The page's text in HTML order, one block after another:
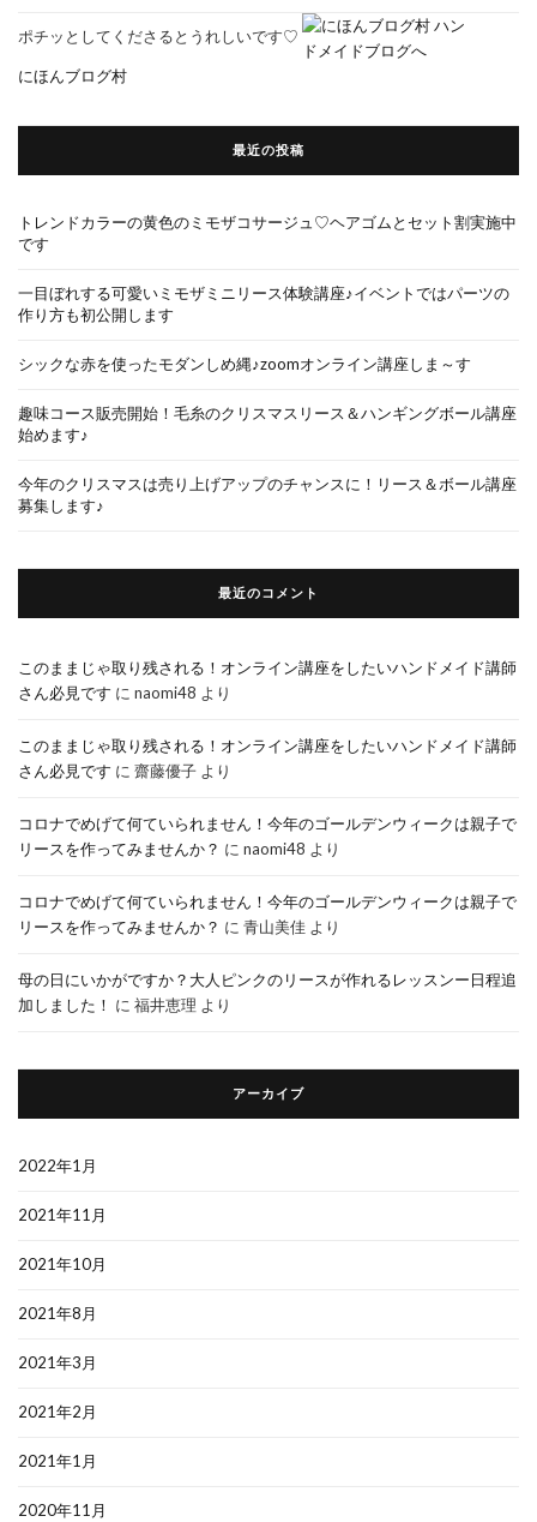
ポチッとしてくださるとうれしいです♡
にほんブログ村
最近の投稿
トレンドカラーの黄色のミモザコサージュ♡ヘアゴムとセット割実施中
です
一目ぼれする可愛いミモザミニリース体験講座♪イベントではパーツの
作り方も初公開します
シックな赤を使ったモダンしめ縄♪zoomオンライン講座しま～す
趣味コース販売開始！毛糸のクリスマスリース＆ハンギングボール講座
始めます♪
今年のクリスマスは売り上げアップのチャンスに！リース＆ボール講座
募集します♪
最近のコメント
このままじゃ取り残される！オンライン講座をしたいハンドメイド講師
さん必見です に naomi48 より
このままじゃ取り残される！オンライン講座をしたいハンドメイド講師
さん必見です に 齋藤優子 より
コロナでめげて何ていられません！今年のゴールデンウィークは親子で
リースを作ってみませんか？ に naomi48 より
コロナでめげて何ていられません！今年のゴールデンウィークは親子で
リースを作ってみませんか？ に 青山美佳 より
母の日にいかがですか？大人ピンクのリースが作れるレッスンー日程追
加しました！ に 福井恵理 より
アーカイブ
2022年1月
2021年11月
2021年10月
2021年8月
2021年3月
2021年2月
2021年1月
2020年11月